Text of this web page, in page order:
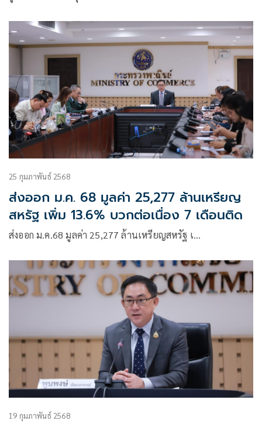
คาดไตรมาส 2 สูงขึ้นแบบชะลอตัวลง เตรียมปรับเป้าเงินเฟ้อทั้ง
ปี 68 ใหม่ นำผลกระทบทรัมป์ขึ้นภาษีมารวม หากมีความชัดเจน
คาดประกาศได้ต้น พ.ค.นี้ ยันแผ่นดินไหว ไม่กระทบราคาสินค้า
เว้นกลุ่มวัสดุก่อสร้าง
25 กุมภาพันธ์ 2568
ส่งออก ม.ค. 68 มูลค่า 25,277 ล้านเหรียญ
สหรัฐ เพิ่ม 13.6% บวกต่อเนื่อง 7 เดือนติด
ส่งออก ม.ค.68 มูลค่า 25,277 ล้านเหรียญสหรัฐ เ…
19 กุมภาพันธ์ 2568